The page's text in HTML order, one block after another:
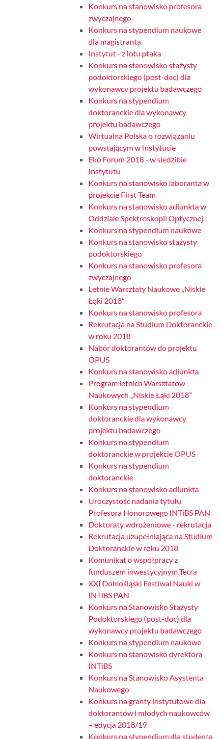
Konkurs na stanowisko profesora
zwyczajnego
Konkurs na stypendium naukowe
dla magistranta
Instytut - z lotu ptaka
Konkurs na stanowisko stażysty
podoktorskiego (post-doc) dla
wykonawcy projektu badawczego
Konkurs na stypendium
doktoranckie dla wykonawcy
projektu badawczego
Wirtualna Polska o rozwiązaniu
powstającym w Instytucie
Eko Forum 2018 - w siedzibie
Instytutu
Konkurs na stanowisko laboranta w
projekcie First Team
Konkurs na stanowisko adiunkta w
Oddziale Spektroskopii Optycznej
Konkurs na stypendium naukowe
Konkurs na stanowisko stażysty
podoktorskiego
Konkurs na stanowisko profesora
zwyczajnego
Letnie Warsztaty Naukowe „Niskie
Łąki 2018”
Konkurs na stanowisko profesora
Rekrutacja na Studium Doktoranckie
w roku 2018
Nabór doktorantów do projektu
OPUS
Konkurs na stanowisko adiunkta
Program letnich Warsztatów
Naukowych „Niskie Łąki 2018”
Konkurs na stypendium
doktoranckie dla wykonawcy
projektu badawczego
Konkurs na stypendium
doktoranckie w projekcie OPUS
Konkurs na stypendium
doktoranckie
Konkurs na stanowisko adiunkta
Uroczystość nadania tytułu
Profesora Honorowego INTiBS PAN
Doktoraty wdrożeniowe - rekrutacja
Rekrutacja uzupełniająca na Studium
Doktoranckie w roku 2018
Komunikat o współpracy z
funduszem inwestycyjnym Tecra
XXI Dolnośląski Festiwal Nauki w
INTiBS PAN
Konkurs na Stanowisko Stażysty
Podoktorskiego (post-doc) dla
wykonawcy projektu badawczego
Konkurs na stypendium naukowe
Konkurs na stanowisko dyrektora
INTiBS
Konkurs na Stanowisko Asystenta
Naukowego
Konkurs na granty instytutowe dla
doktorantów i młodych naukowców
– edycja 2018/19
Konkurs na stypendium dla studenta